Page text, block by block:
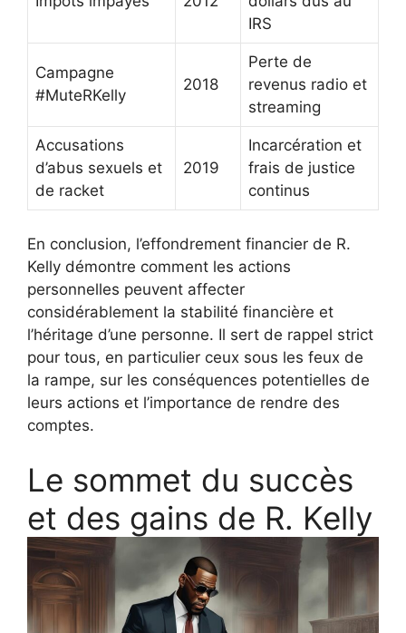
IRS
Campagne
#MuteRKelly
2018
Perte de
revenus radio et
streaming
Accusations
d’abus sexuels et
de racket
2019
Incarcération et
frais de justice
continus
En conclusion, l’effondrement financier de R.
Kelly démontre comment les actions
personnelles peuvent affecter
considérablement la stabilité financière et
l’héritage d’une personne. Il sert de rappel strict
pour tous, en particulier ceux sous les feux de
la rampe, sur les conséquences potentielles de
leurs actions et l’importance de rendre des
comptes.
Le sommet du succès
et des gains de R. Kelly